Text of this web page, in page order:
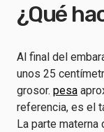
¿Qué
Al final del
unos 25
grosor. pesa
referencia, es el
La parte materna